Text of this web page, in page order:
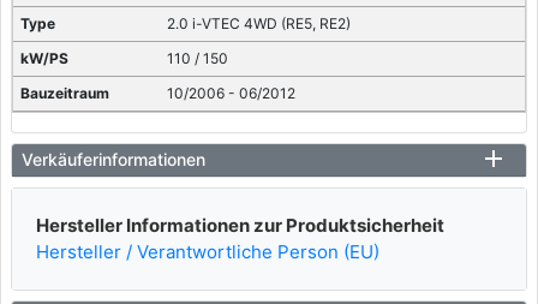
2.0 i-VTEC 4WD (RE5, RE2)
110 / 150
10/2006 - 06/2012
Verkäuferinformationen
Hersteller Informationen zur Produktsicherheit
Hersteller / Verantwortliche Person (EU)